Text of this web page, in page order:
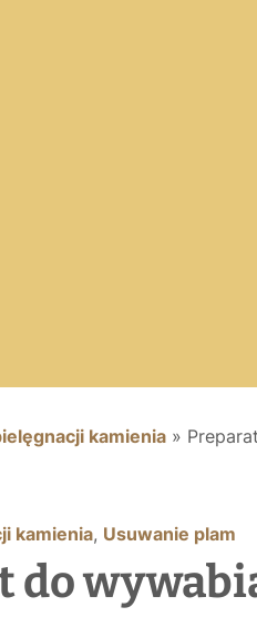
kamienia »
kamienia, Usuwanie plam
do